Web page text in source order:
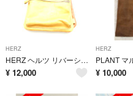
HERZ
HERZ ヘルツ リバーシブルショルダーバッグ ソフトレザー 赤茶 キャメル 鞄 かばん 肩掛け AU4620
¥ 12,000
HERZ
¥ 10,000